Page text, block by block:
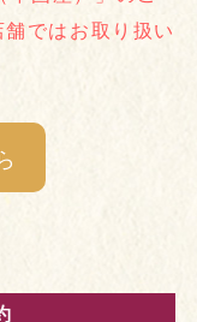
ではお取り扱い